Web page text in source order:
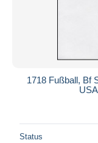
1718 Fußball, Bf
Status